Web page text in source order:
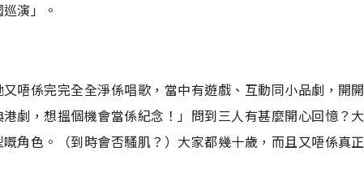
演」。
唔係完完全全淨係唱歌，當中有遊戲、互動同小品劇，開開
劇，想搵個機會當係紀念！」問到三人有甚麼開心回憶？大
角色。（到時會否騷肌？）大家都幾十歲，而且又唔係真正